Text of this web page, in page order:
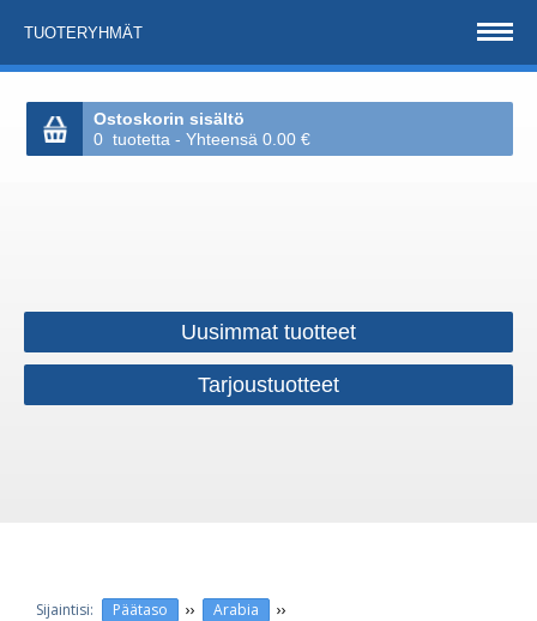
TUOTERYHMÄT
Ostoskorin sisältö
0 tuotetta - Yhteensä 0.00 €
Uusimmat tuotteet
Tarjoustuotteet
Päätaso ›› Arabia ››